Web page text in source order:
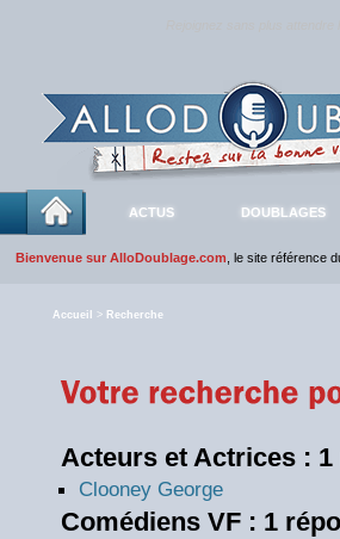
ACTUS DOUBLAGES
Bienvenue sur AlloDoublage.com , le site référence
Accueil > Recherche
Acteurs et Actrices : 1
Clooney George
Comédiens VF : 1